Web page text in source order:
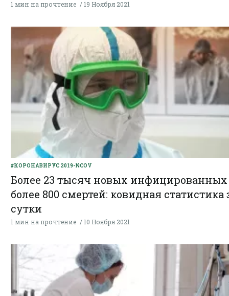
1 мин на прочтение 19 Ноября 2021
#КОРОНАВИРУС 2019-NCOV
Более 23 тысяч новых
более 800 смертей: ковидная статистика
сутки
1 мин на прочтение 10 Ноября 2021